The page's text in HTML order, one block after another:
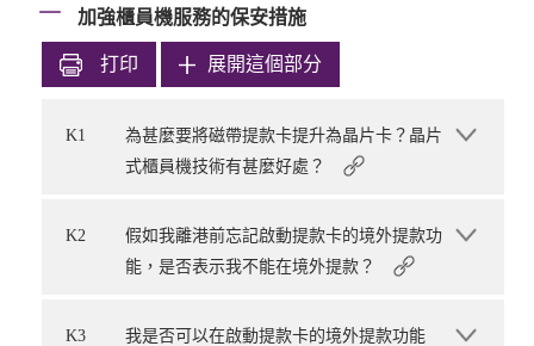
加強櫃員機服務的保安措施
打印 展開這個部分
K1
為甚麼要將磁帶提款卡提升為晶片卡？晶片
式櫃員機技術有甚麼好處？
K2
假如我離港前忘記啟動提款卡的境外提款功
能，是否表示我不能在境外提款？
K3
我是否可以在啟動提款卡的境外提款功能